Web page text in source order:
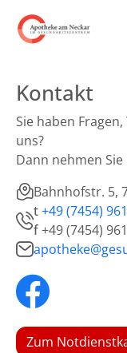
Kontakt
Sie haben
uns?
Dann nehmen
Bahnhofstr. 5,
t+49 (7454)
f+49 (7454)
Zum